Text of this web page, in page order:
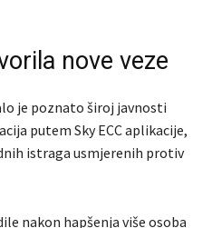
nove veze
je poznato široj javnosti
putem Sky ECC aplikacije,
istraga usmjerenih protiv
nakon hapšenja više osoba